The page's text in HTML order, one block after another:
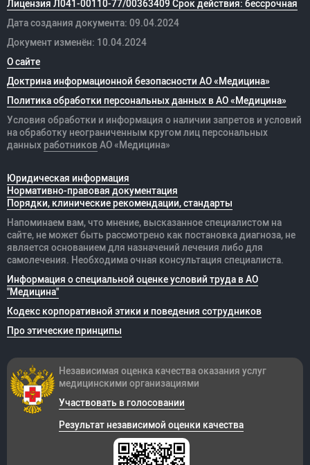
Лицензия Л041-00110-77/00363409 Срок действия: бессрочная
Дата создания документа: 09.04.2024
Документ изменён: 10.04.2024
О сайте
Доктрина информационной безопасности АО «Медицина»
Политика обработки персональных данных в АО «Медицина»
Условия обработки и информация о наличии запретов и условий
на обработку неограниченным кругом лиц персональных
данных работников АО «Медицина»
Юридическая информация
Нормативно-правовая документация
Порядки, клинические рекомендации, стандарты
Напоминаем вам, что мнение, высказанное специалистом на
сайте, не может быть рассмотрено как постановка диагноза, не
является основанием для назначений лечения либо для
самолечения. Необходима очная консультация специалиста.
Информация о специальной оценке условий труда в АО
"Медицина"
Кодекс корпоративной этики и поведения сотрудников
Про этические принципы
Независимая оценка качества оказания услуг
медицинскими организациями
Участвовать в голосовании
Результат независимой оценки качества